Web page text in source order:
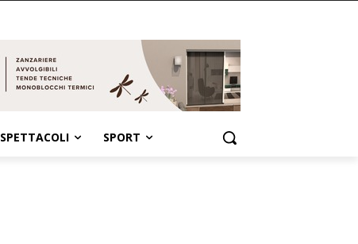
SPETTACOLI SPORT